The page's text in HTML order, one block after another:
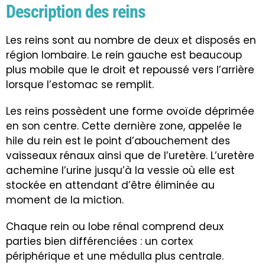
Description des reins
Les reins sont au nombre de deux et disposés en
région lombaire. Le rein gauche est beaucoup
plus mobile que le droit et repoussé vers l’arrière
lorsque l’estomac se remplit.
Les reins possèdent une forme ovoïde déprimée
en son centre. Cette dernière zone, appelée le
hile du rein est le point d’abouchement des
vaisseaux rénaux ainsi que de l’uretère. L’uretère
achemine l’urine jusqu’à la vessie où elle est
stockée en attendant d’être éliminée au
moment de la miction.
Chaque rein ou lobe rénal comprend deux
parties bien différenciées : un cortex
périphérique et une médulla plus centrale.